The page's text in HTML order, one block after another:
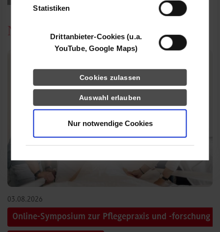
Statistiken
Drittanbieter-Cookies (u.a.
YouTube, Google Maps)
Cookies zulassen
Auswahl erlauben
Nur notwendige Cookies
News
03.08.2026
Online-Symposium zur Pflegepraxis und -forschung